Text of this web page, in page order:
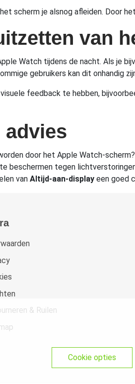
scherm je alsnog afleiden. Door
van
Watch tijdens de nacht. Als je
gebruikers kan dit onhandig
feedback te hebben,
advies
door het Apple Watch-
beschermen tegen
van Altijd-aan-display een goed
& Ruilen
cookie opties